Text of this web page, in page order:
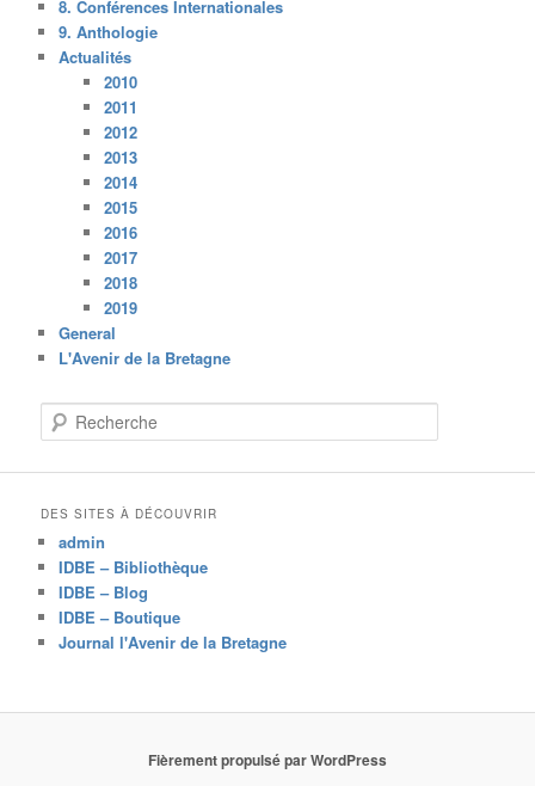
8. Conférences Internationales
9. Anthologie
Actualités
2010
2011
2012
2013
2014
2015
2016
2017
2018
2019
General
L'Avenir de la Bretagne
e
e
c
h
e
DES SITES À DÉCOUVRIR
admin
IDBE – Bibliothèque
IDBE – Blog
IDBE – Boutique
Journal l'Avenir de la Bretagne
Fièrement propulsé par WordPress